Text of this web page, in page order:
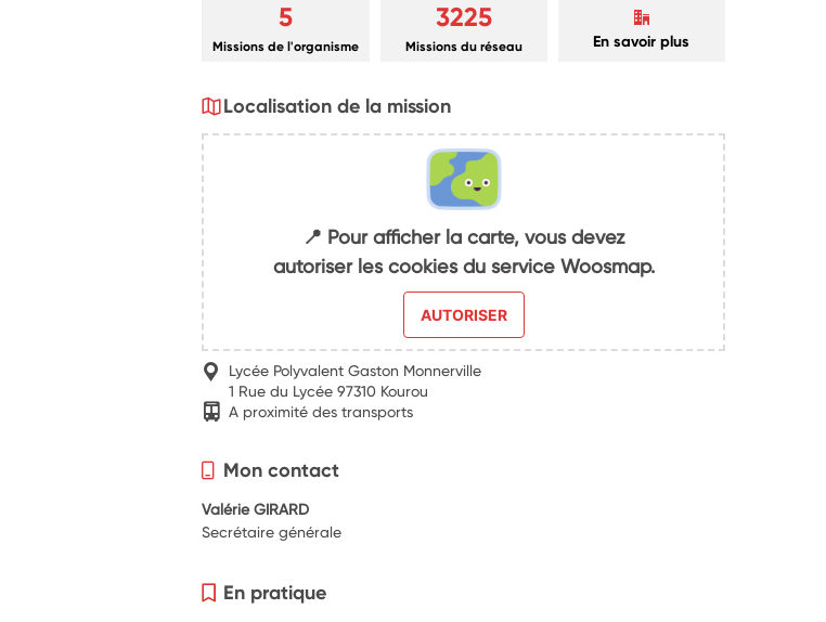
5
Missions de l'organisme
3225
Missions du réseau En savoir plus
Localisation de la mission
📍 Pour afficher la carte, vous devez
autoriser les cookies du service Woosmap.
AUTORISER
Lycée Polyvalent Gaston Monnerville
1 Rue du Lycée 97310 Kourou
A proximité des transports
Mon contact
Valérie GIRARD
Secrétaire générale
En pratique